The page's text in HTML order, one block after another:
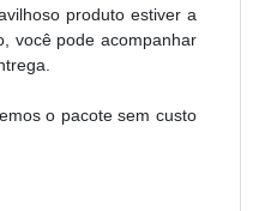
produto estiver a
você pode acompanhar
o pacote sem custo